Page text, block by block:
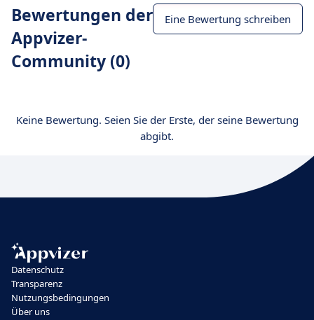
Bewertungen der
Appvizer-
Community (0)
Eine Bewertung schreiben
Keine Bewertung. Seien Sie der Erste, der seine Bewertung
abgibt.
Datenschutz
Transparenz
Nutzungsbedingungen
Über uns